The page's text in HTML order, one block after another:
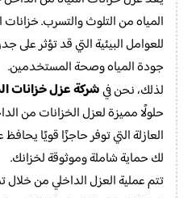
المياه من التلوث والتسرب.
للعوامل البيئية التي قد تؤثر على
جودة المياه وصحة المستخدمين.
لذلك، نحن فيشركة عزل خزانات
حلولًا مميزة لعزل الخزانات من
العازلة التي توفر حاجزًا قويًا
لك حماية شاملة وموثوقة لخزانك.
تتم عملية العزل الداخلي من